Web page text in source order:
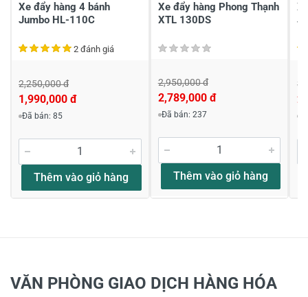
Xe đẩy hàng 4 bánh
Jumbo HL-110C
2 đánh giá
2,250,000 đ
1,990,000 đ
Đã bán: 85
Thêm vào giỏ hàng
Xe đẩy hàng Phong Thạnh
XTL 130DS
2,950,000 đ
2,789,000 đ
Đã bán: 237
Thêm vào giỏ hàng
VĂN PHÒNG GIAO DỊCH HÀNG HÓA